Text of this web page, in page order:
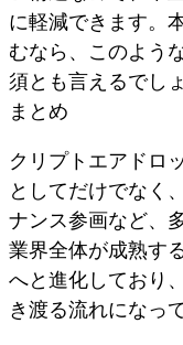
に軽減できます。
むなら、このよう
須とも言えるでしょ
まとめ
クリプトエアドロ
としてだけでなく
ナンス参画など、
業界全体が成熟す
へと進化しており
き渡る流れになっ